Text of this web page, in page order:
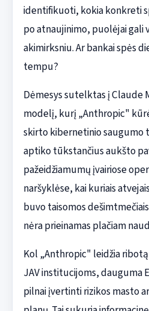
identifikuoti, kokia konkreti
po atnaujinimo, puolėjai gali
akimirksniu. Ar bankai spės
tempu?
Dėmesys sutelktas į Claude
modelį, kurį „Anthropic"
skirto kibernetinio saugumo
aptiko tūkstančius aukšto
pažeidžiamumų įvairiose
naršyklėse, kai kuriais
buvo taisomos
nėra prieinamas plačiam
Kol „Anthropic" leidžia
JAV institucijoms, dauguma
pilnai įvertinti rizikos masto